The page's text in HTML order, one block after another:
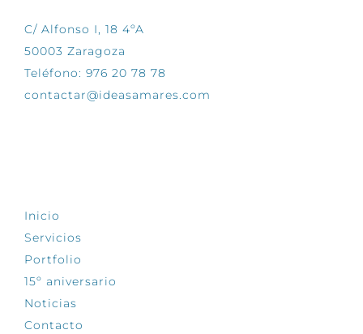
C/ Alfonso I, 18 4ºA
50003 Zaragoza
Teléfono: 976 20 78 78
contactar@ideasamares.com
Inicio
Servicios
Portfolio
15º aniversario
Noticias
Contacto